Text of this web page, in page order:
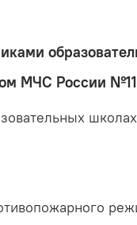
МЧС России